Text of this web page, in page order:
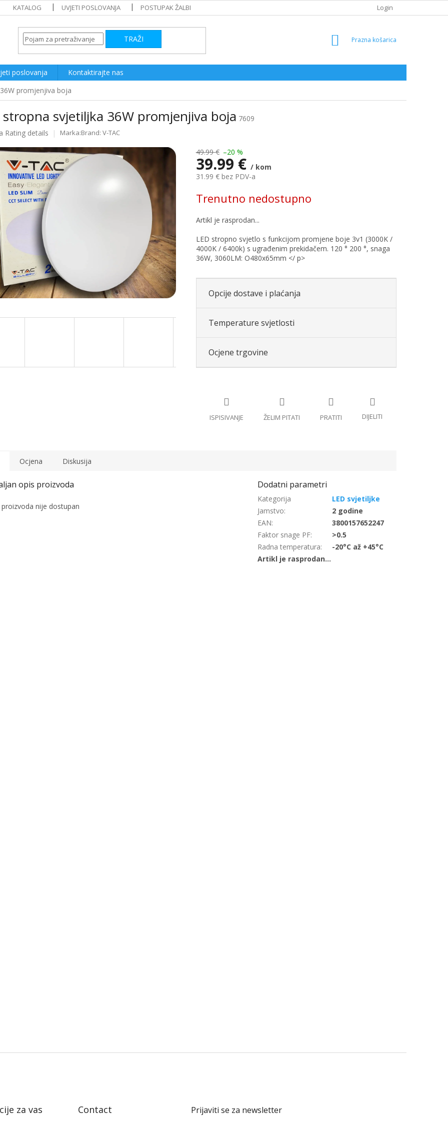
KATALOG UVJETI POSLOVANJA POSTUPAK ŽALBI Login
TRAŽI
SHOPPING
poslovanja
Kontaktirajte nas
promjenjiva boja
stropna svjetiljka 36W promjenjiva boja 7609
Rating details Brand: V-TAC
49.99 € –20 %
39.99 € / kom
31.99 € bez PDV-a
price:
Trenutno nedostupno
LED stropno svjetlo s funkcijom promjene boje 3v1 (3000K /
4000K / 6400k) s ugrađenim prekidačem. 120 ° 200 °, snaga
36W, 3060LM: O480x65mm </ p>
Opcije dostave i plaćanja
Temperature svjetlosti
Ocjene trgovine
Ocjena Diskusija
proizvoda nije dostupan
LED svjetiljke
Jamstvo:
2 godine
EAN:
3800157652247
Faktor snage PF:
>0.5
Radna temperatura: -20°C až +45°C
za vas Contact